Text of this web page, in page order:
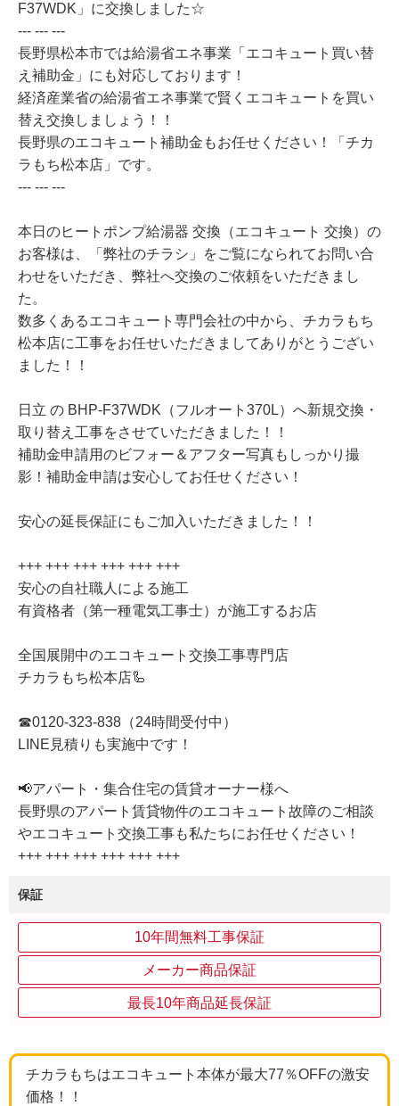
F37WDK」に交換しました☆
--- --- ---
長野県松本市では給湯省エネ事業「エコキュート買い替
え補助金」にも対応しております！
経済産業省の給湯省エネ事業で賢くエコキュートを買い
替え交換しましょう！！
長野県のエコキュート補助金もお任せください！「チカ
ラもち松本店」です。
--- --- ---
本日のヒートポンプ給湯器 交換（エコキュート 交換）の
お客様は、「弊社のチラシ」をご覧になられてお問い合
わせをいただき、弊社へ交換のご依頼をいただきまし
た。
数多くあるエコキュート専門会社の中から、チカラもち
松本店に工事をお任せいただきましてありがとうござい
ました！！
日立 の BHP-F37WDK（フルオート370L）へ新規交換・
取り替え工事をさせていただきました！！
補助金申請用のビフォー＆アフター写真もしっかり撮
影！補助金申請は安心してお任せください！
安心の延長保証にもご加入いただきました！！
+++ +++ +++ +++ +++ +++
安心の自社職人による施工
有資格者（第一種電気工事士）が施工するお店
全国展開中のエコキュート交換工事専門店
チカラもち松本店🦾
☎0120-323-838（24時間受付中）
LINE見積りも実施中です！
📢アパート・集合住宅の賃貸オーナー様へ
長野県のアパート賃貸物件のエコキュート故障のご相談
やエコキュート交換工事も私たちにお任せください！
+++ +++ +++ +++ +++ +++
保証
10年間無料工事保証
メーカー商品保証
最長10年商品延長保証
チカラもちはエコキュート本体が最大77％OFFの激安
価格！！